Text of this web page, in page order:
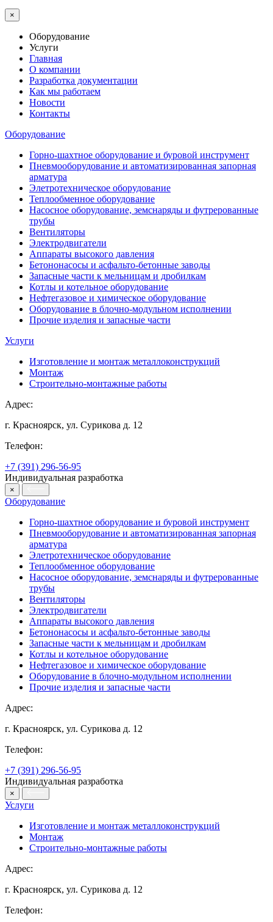
×
Оборудование
Услуги
Главная
О компании
Разработка документации
Как мы работаем
Новости
Контакты
Оборудование
Горно-шахтное оборудование и буровой инструмент
Пневмооборудование и автоматизированная запорная
арматура
Элетротехническое оборудование
Теплообменное оборудование
Насосное оборудование, земснаряды и футрерованные
трубы
Вентиляторы
Электродвигатели
Аппараты высокого давления
Бетононасосы и асфальто-бетонные заводы
Запасные части к мельницам и дробилкам
Котлы и котельное оборудование
Нефтегазовое и химическое оборудование
Оборудование в блочно-модульном исполнении
Прочие изделия и запасные части
Услуги
Изготовление и монтаж металлоконструкций
Монтаж
Строительно-монтажные работы
Адрес:
г. Красноярск, ул. Сурикова д. 12
Телефон:
+7 (391) 296-56-95
Индивидуальная разработка
×
Оборудование
Горно-шахтное оборудование и буровой инструмент
Пневмооборудование и автоматизированная запорная
арматура
Элетротехническое оборудование
Теплообменное оборудование
Насосное оборудование, земснаряды и футрерованные
трубы
Вентиляторы
Электродвигатели
Аппараты высокого давления
Бетононасосы и асфальто-бетонные заводы
Запасные части к мельницам и дробилкам
Котлы и котельное оборудование
Нефтегазовое и химическое оборудование
Оборудование в блочно-модульном исполнении
Прочие изделия и запасные части
Адрес:
г. Красноярск, ул. Сурикова д. 12
Телефон:
+7 (391) 296-56-95
Индивидуальная разработка
×
Услуги
Изготовление и монтаж металлоконструкций
Монтаж
Строительно-монтажные работы
Адрес:
г. Красноярск, ул. Сурикова д. 12
Телефон: